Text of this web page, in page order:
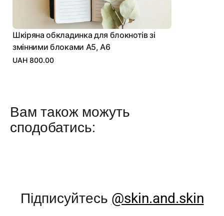
Шкіряна обкладинка для блокнотів зі
змінними блоками А5, А6
UAH 800.00
Вам також можуть
сподобатись:
Підписуйтесь @skin.and.skin